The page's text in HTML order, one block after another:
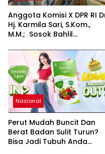
Anggota Komisi X DPR RI
Hj. Karmila Sari, S.Kom.,
M.M.; Sosok Bahlil
Sumber Inspirasi bagi
Generasi Muda, Pelaku
Usaha, Pemerintah,
maupun Pemangku
Kepentingan lainnya
bersama-sama
Memberikan Kontribusi
bagi Pembangunan
Nasional.
Nasional
Perut Mudah Buncit Dan
Berat Badan Sulit Turun?
Bisa Jadi Tubuh Anda